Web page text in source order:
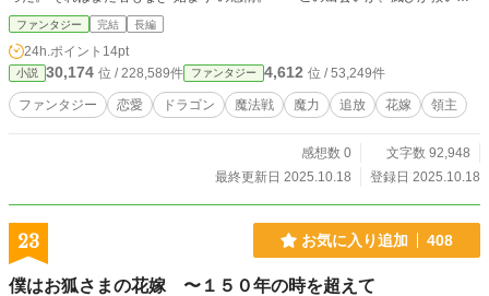
も知らぬままに。
ファンタジー 完結 長編
24h.ポイント 14pt
小説 30,174 位 / 228,589件 ファンタジー 4,612 位 / 53,249件
ファンタジー 恋愛 ドラゴン 魔法戦 魔力 追放 花嫁 領主
感想数 0
文字数 92,948
最終更新日 2025.10.18
登録日 2025.10.18
23 お気に入り追加 408
僕はお狐さまの花嫁 〜１５０年の時を超えて